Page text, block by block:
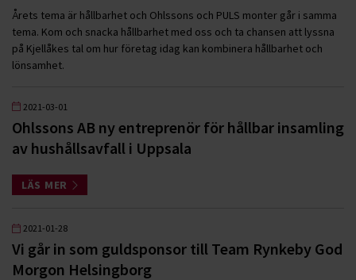
Årets tema är hållbarhet och Ohlssons och PULS monter går i samma
tema. Kom och snacka hållbarhet med oss och ta chansen att lyssna
på Kjellåkes tal om hur företag idag kan kombinera hållbarhet och
lönsamhet.
2021-03-01
Ohlssons AB ny entreprenör för hållbar insamling
av hushållsavfall i Uppsala
LÄS MER
2021-01-28
Vi går in som guldsponsor till Team Rynkeby God
Morgon Helsingborg